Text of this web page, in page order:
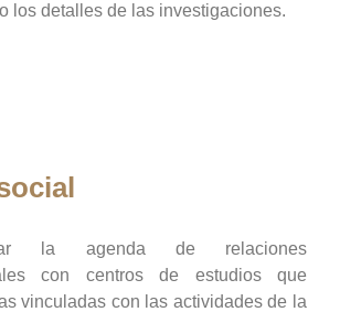
los detalles de las investigaciones.
la agenda de relaciones
con centros de estudios que
vinculadas con las actividades de la